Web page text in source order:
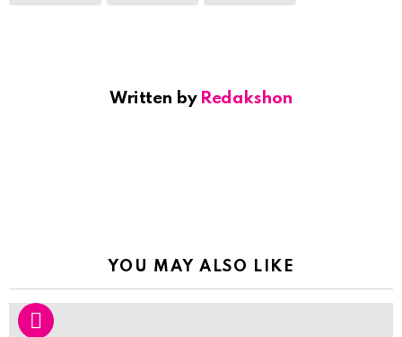
Written by Redakshon
YOU MAY ALSO LIKE